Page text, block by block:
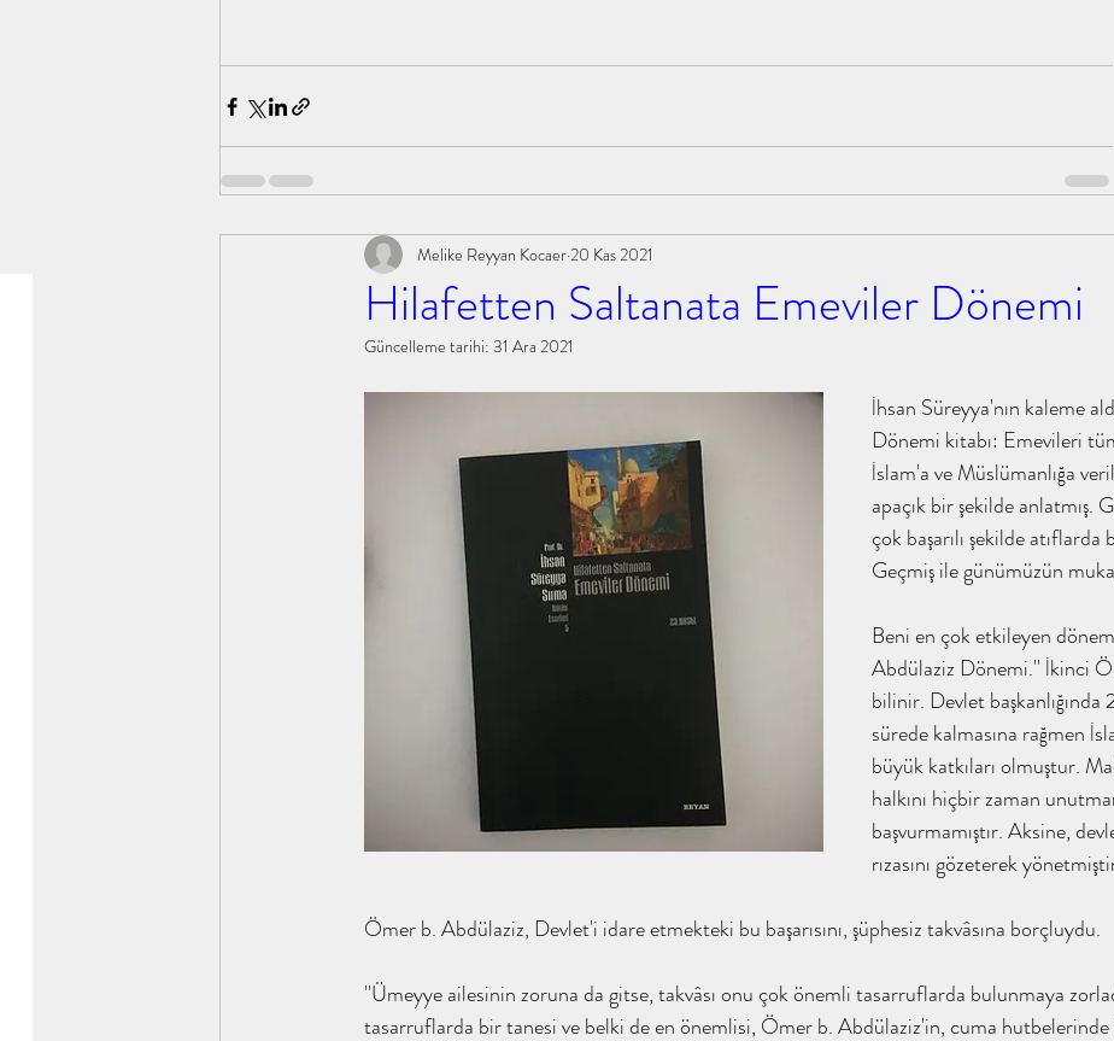
Hilafetten Saltanata Emeviler Dönemi
Melike Reyyan Kocaer20 Kas 2021
Güncelleme tarihi: 31 Ara 2021
İhsan Süreyya'nın kaleme
Dönemi kitabı: Emevileri
İslam'a ve Müslümanlığa
apaçık bir şekilde anlatmış.
çok başarılı şekilde atıflarda
Geçmiş ile günümüzün
Beni en çok etkileyen
Abdülaziz Dönemi.'' İkinci
bilinir. Devlet başkanlığında
sürede kalmasına rağmen
büyük katkıları olmuştur.
halkını hiçbir zaman
başvurmamıştır. Aksine,
rızasını gözeterek
Ömer b. Abdülaziz, Devlet'i idare etmekteki bu başarısını, şüphesiz takvâsına borçluydu.
''Ümeyye ailesinin zoruna da gitse, takvâsı onu çok önemli tasarruflarda bulunmaya
tasarruflarda bir tanesi ve belki de en önemlisi, Ömer b. Abdülaziz'in, cuma